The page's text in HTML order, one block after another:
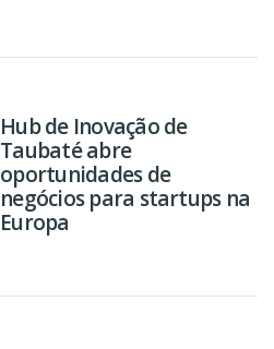
Hub de Inovação de
Taubaté abre
oportunidades de
negócios para startups na
Europa